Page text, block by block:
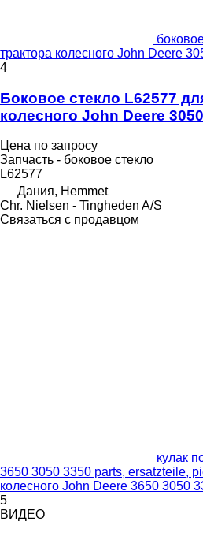
трактора колесного John Deere
4
Боковое стекло L62577
колесного John Deere 3050
Цена по запросу
Запчасть - боковое стекло
L62577
Дания, Hemmet
Chr. Nielsen - Tingheden A/S
Связаться с продавцом
кулак
3650 3050 3350 parts, ersatzteile,
колесного John Deere 3650 3050
5
ВИДЕО